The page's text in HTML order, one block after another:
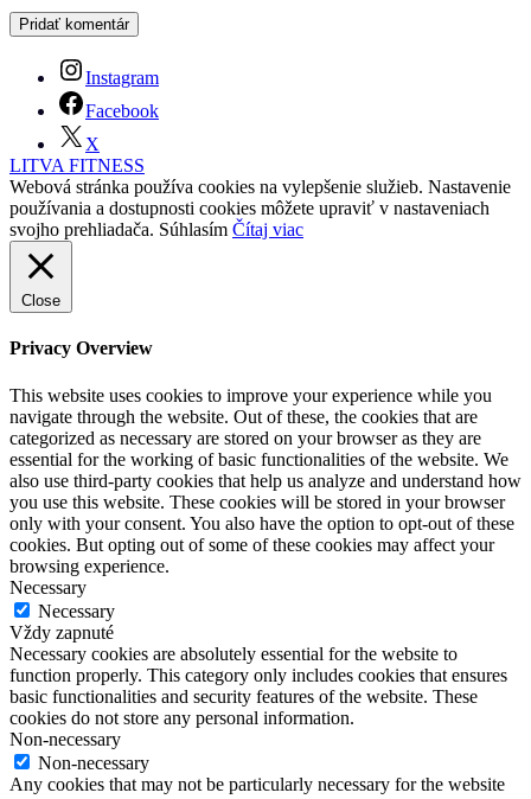
Instagram
Facebook
X
LITVA FITNESS
Webová stránka používa cookies na vylepšenie služieb. Nastavenie
používania a dostupnosti cookies môžete upraviť v nastaveniach
svojho prehliadača. Súhlasím Čítaj viac
Close
Privacy Overview
This website uses cookies to improve your experience while you
navigate through the website. Out of these, the cookies that are
categorized as necessary are stored on your browser as they are
essential for the working of basic functionalities of the website. We
also use third-party cookies that help us analyze and understand how
you use this website. These cookies will be stored in your browser
only with your consent. You also have the option to opt-out of these
cookies. But opting out of some of these cookies may affect your
browsing experience.
Necessary
Necessary
Vždy zapnuté
Necessary cookies are absolutely essential for the website to
function properly. This category only includes cookies that ensures
basic functionalities and security features of the website. These
cookies do not store any personal information.
Non-necessary
Non-necessary
Any cookies that may not be particularly necessary for the website